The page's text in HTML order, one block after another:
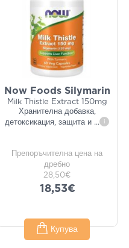
Now Foods Silymarin
Milk Thistle Extract 150mg
Хранителна добавка,
детоксикация, защита и ... i
Препоръчителна цена на
дребно
28,50€
18,53€
Купува